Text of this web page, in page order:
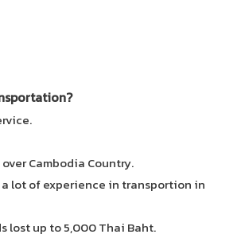
Cambodia Country.
a lot of experience in transportion in
lost up to 5,000 Thai Baht.